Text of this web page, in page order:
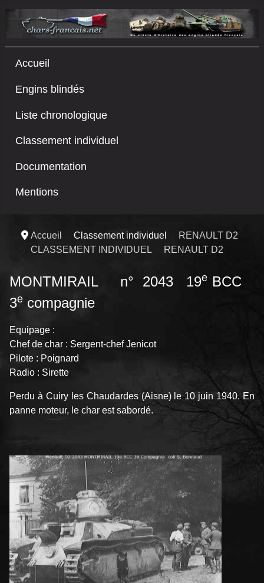
Accueil
Engins blindés
Liste chronologique
Classement individuel
Documentation
Mentions
Accueil Classement individuel
RENAULT D2
CLASSEMENT INDIVIDUEL
RENAULT D2
MONTMIRAIL n° 2043 19e BCC
3e compagnie
Equipage :
Chef de char : Sergent-chef Jenicot
Pilote : Poignard
Radio : Sirette
Perdu à Cuiry les Chaudardes (Aisne) le 10 juin 1940. En
panne moteur, le char est sabordé.